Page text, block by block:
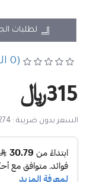
لطلبات
(0 التقييمات)
315﷼
السعر بدون ضريبة : 274﷼